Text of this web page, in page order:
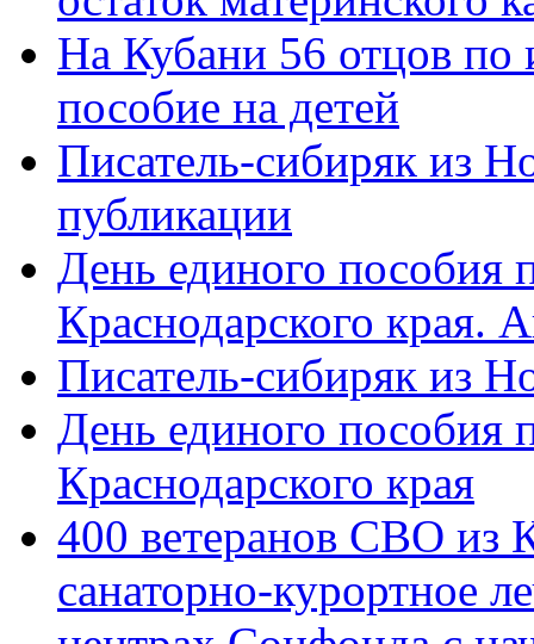
На Кубани 56 отцов по
пособие на детей
Писатель-сибиряк из
публикации
День единого пособия
Краснодарского края.
Писатель-сибиряк из
День единого пособия
Краснодарского края
400 ветеранов СВО из
санаторно-курортное